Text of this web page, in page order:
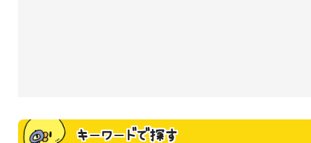
キーワードで探す